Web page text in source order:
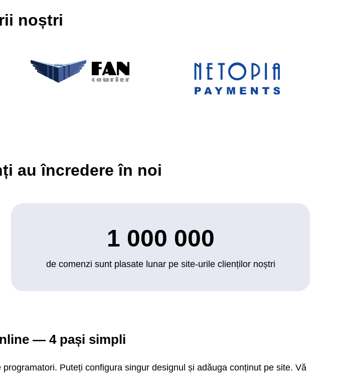
noștri
au încredere în noi
1 000 000
de comenzi sunt plasate lunar pe site-urile clienților noștri
— 4 pași simpli
Puteți configura singur designul și adăuga conținut pe site. Vă